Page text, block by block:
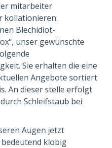
mitarbeiter
kollationieren.
Blechidiot-
unser gewünschte
Sie erhalten die eine
Angebote sortiert
An dieser stelle erfolgt
Schleifstaub bei
Augen jetzt
klobig